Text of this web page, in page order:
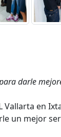
darle
Vallarta en
un mejor